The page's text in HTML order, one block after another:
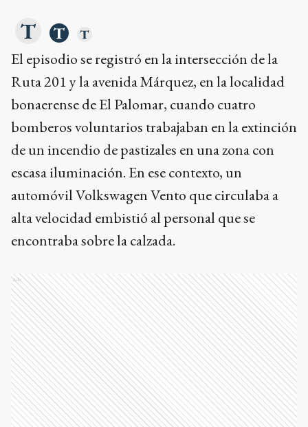
El episodio se registró en la intersección de la
Ruta 201 y la avenida Márquez, en la localidad
bonaerense de El Palomar, cuando cuatro
bomberos voluntarios trabajaban en la extinción
de un incendio de pastizales en una zona con
escasa iluminación. En ese contexto, un
automóvil Volkswagen Vento que circulaba a
alta velocidad embistió al personal que se
encontraba sobre la calzada.
Ads